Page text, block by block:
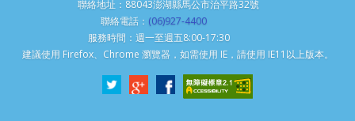
聯絡地址：88043澎湖縣馬公市治平路32號
聯絡電話： (06)927-4400
服務時間：週一至週五8:00-17:30
建議使用 Firefox、Chrome 瀏覽器，如需使用 IE，請使用 IE11以上版本。